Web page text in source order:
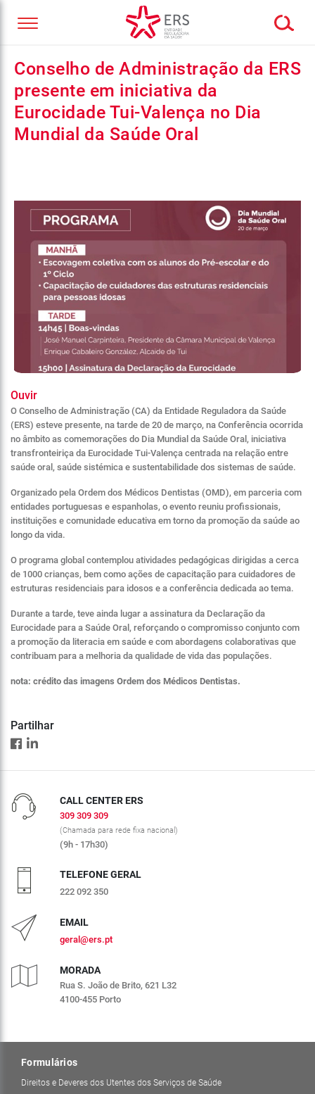
Conselho de Administração da ERS
presente em iniciativa da
Eurocidade Tui-Valença no Dia
Mundial da Saúde Oral
Ouvir
O Conselho de Administração (CA) da Entidade Reguladora da Saúde
(ERS) esteve presente, na tarde de 20 de março, na Conferência ocorrida
no âmbito as comemorações do Dia Mundial da Saúde Oral, iniciativa
transfronteiriça da Eurocidade Tui-Valença centrada na relação entre
saúde oral, saúde sistémica e sustentabilidade dos sistemas de saúde.
Organizado pela Ordem dos Médicos Dentistas (OMD), em parceria com
entidades portuguesas e espanholas, o evento reuniu profissionais,
instituições e comunidade educativa em torno da promoção da saúde ao
longo da vida.
O programa global contemplou atividades pedagógicas dirigidas a cerca
de 1000 crianças, bem como ações de capacitação para cuidadores de
estruturas residenciais para idosos e a conferência dedicada ao tema.
Durante a tarde, teve ainda lugar a assinatura da Declaração da
Eurocidade para a Saúde Oral, reforçando o compromisso conjunto com
a promoção da literacia em saúde e com abordagens colaborativas que
contribuam para a melhoria da qualidade de vida das populações.
nota: crédito das imagens Ordem dos Médicos Dentistas.
Partilhar
CALL CENTER ERS
309 309 309
(Chamada para rede fixa nacional)
(9h - 17h30)
TELEFONE GERAL
222 092 350
EMAIL
geral@ers.pt
MORADA
Rua S. João de Brito, 621 L32
4100-455 Porto
Formulários
Direitos e Deveres dos Utentes dos Serviços de Saúde